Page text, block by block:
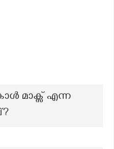
മാക്സ് എന്ന